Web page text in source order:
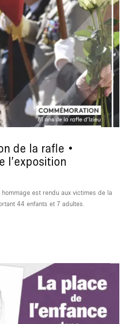
de la rafle •
l’exposition
est rendu aux victimes de la
44 enfants et 7 adultes.